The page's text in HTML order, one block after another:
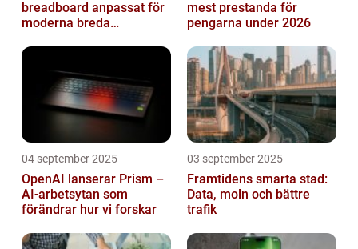
breadboard anpassat för
moderna breda
mest prestanda för
pengarna under 2026
04 september 2025
OpenAI lanserar Prism –
AI-arbetsytan som
förändrar hur vi forskar
03 september 2025
Framtidens smarta stad:
Data, moln och bättre
trafik